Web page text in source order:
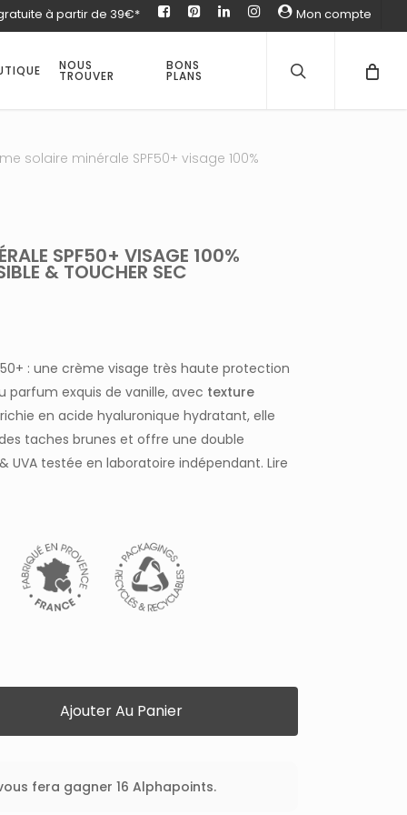
à partir de 39€* facebook
pinterest
LinkedinstagramMon compte
NOUS
TROUVER
BONS
PLANS
recherche
solaire minérale SPF50+ visage 100%
SPF50+ VISAGE 100%
& TOUCHER SEC
: une crème visage très haute protection
parfum exquis de vanille, avec texture
en acide hyaluronique hydratant, elle
taches brunes et offre une double
UVA testée en laboratoire indépendant.Lire
Ajouter Au Panier
fera gagner 16 Alphapoints.